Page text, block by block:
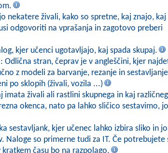
nekatere živali, kako so spretne, kaj znajo, kaj
odgovoriti na vprašanja in zagotovo preberi
kjer učenci ugotavljajo, kaj spada skupaj.
: Odlična stran, čeprav je v angleščini, kjer
z modeli za barvanje, rezanje in
po sklopih (živali, vozila ...)
imata živali ali rastlini skupnega in kaj
okenca, nato pa lahko sličico sestavimo, jo
sestavljank, kjer učenec lahko izbira sliko in jo
Naloge so primerne tudi za IT. Če potrebujete
času bo na razpolago.